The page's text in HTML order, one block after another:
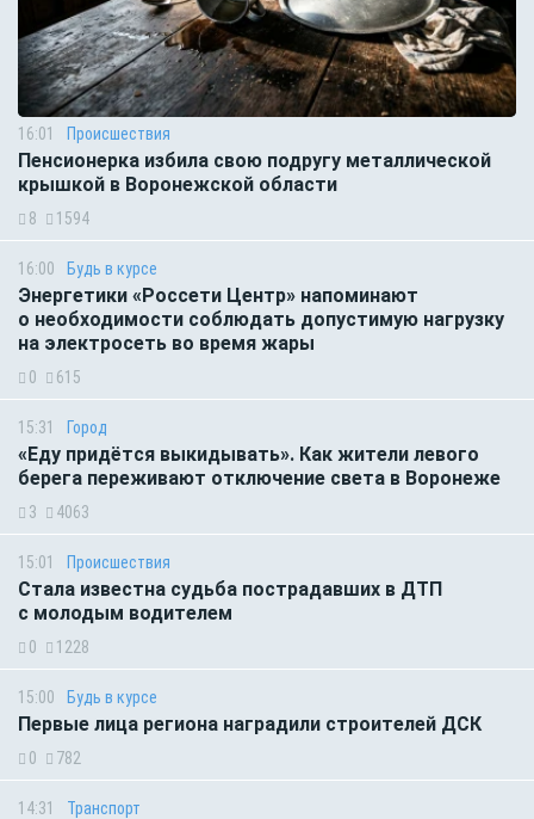
16:01 Происшествия
Пенсионерка избила свою подругу металлической
крышкой в Воронежской области
8 1594
16:00 Будь в курсе
Энергетики «Россети Центр» напоминают
о необходимости соблюдать допустимую нагрузку
на электросеть во время жары
0 615
15:31 Город
«Еду придётся выкидывать». Как жители левого
берега переживают отключение света в Воронеже
3 4063
15:01 Происшествия
Стала известна судьба пострадавших в ДТП
с молодым водителем
0 1228
15:00 Будь в курсе
Первые лица региона наградили строителей ДСК
0 782
14:31 Транспорт